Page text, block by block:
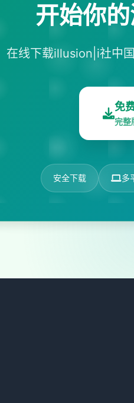
开始你
在线下载illusion|i社中
免
完整
安全下载 多